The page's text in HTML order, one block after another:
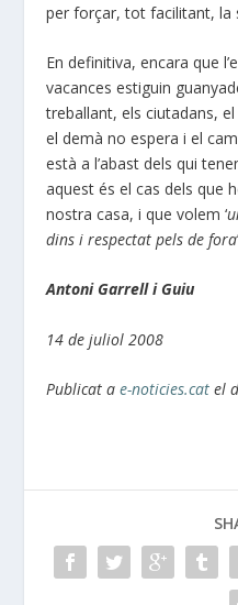
per forçar, tot facilitant, la
En definitiva, encara que
vacances estiguin
treballant, els ciutadans,
el demà no espera i el
està a l’abast dels qui
aquest és el cas dels que
nostra casa, i que volem ‘
dins i respectat pels de fora
Antoni Garrell i Guiu
14 de juliol 2008
Publicat ae-noticies.catel